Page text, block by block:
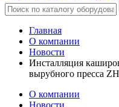
Главная
О компании
Новости
Инсталляция
вырубного пресса
О компании
Новости